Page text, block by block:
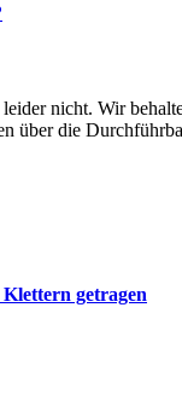
nicht. Wir
über die
getragen